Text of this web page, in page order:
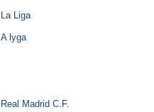
La Liga
A lyga
Real Madrid C.F.